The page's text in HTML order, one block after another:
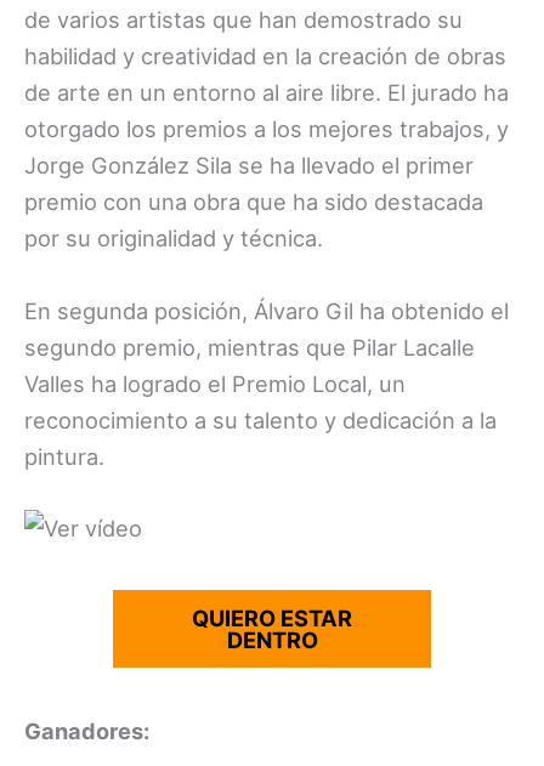
de varios artistas que han demostrado su
habilidad y creatividad en la creación de obras
de arte en un entorno al aire libre. El jurado ha
otorgado los premios a los mejores trabajos, y
Jorge González Sila se ha llevado el primer
premio con una obra que ha sido destacada
por su originalidad y técnica.
En segunda posición, Álvaro Gil ha obtenido el
segundo premio, mientras que Pilar Lacalle
Valles ha logrado el Premio Local, un
reconocimiento a su talento y dedicación a la
pintura.
QUIERO ESTAR
DENTRO
Ganadores: